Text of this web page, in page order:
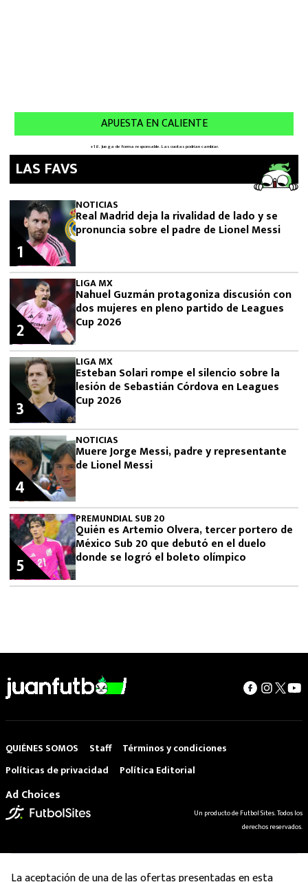
LAS FAVS
NOTICIAS
Real Madrid deja la rivalidad de lado y se
pronuncia sobre el padre de Lionel Messi
1
LIGA MX
Nahuel Guzmán protagoniza discusión con
dos mujeres en pleno partido de Leagues
Cup 2026
2
LIGA MX
Esteban Solari rompe el silencio sobre la
lesión de Sebastián Córdova en Leagues
Cup 2026
3
NOTICIAS
Muere Jorge Messi, padre y representante
de Lionel Messi
4
PREMUNDIAL SUB 20
Quién es Artemio Olvera, tercer portero de
México Sub 20 que debutó en el duelo
donde se logró el boleto olímpico
5
QUIÉNES SOMOS Staff
Términos y condiciones
Políticas de privacidad
Política Editorial
Ad Choices
Un producto de Futbol Sites. Todos los
derechos reservados.
La aceptación de una de las ofertas presentadas en esta